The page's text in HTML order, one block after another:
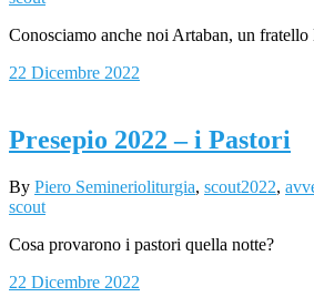
Conosciamo anche noi Artaban, un
22 Dicembre 2022
Presepio 2022 – i Pastori
By Piero Seminerioliturgia, scout2022,
scout
Cosa provarono i pastori quella notte?
22 Dicembre 2022